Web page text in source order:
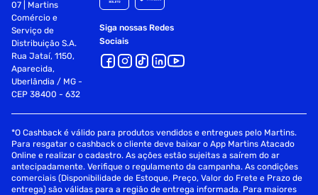
07 | Martins
Comércio e
Serviço de
Distribuição S.A.
Rua Jataí, 1150,
Aparecida,
Uberlândia / MG -
CEP 38400 - 632
Siga nossas Redes
Sociais
*O Cashback é válido para produtos vendidos e entregues pelo Martins.
Para resgatar o cashback o cliente deve baixar o App Martins Atacado
Online e realizar o cadastro. As ações estão sujeitas a saírem do ar
antecipadamente. Verifique o regulamento da campanha. As condições
comerciais (Disponibilidade de Estoque, Preço, Valor do Frete e Prazo de
entrega) são válidas para a região de entrega informada. Para maiores